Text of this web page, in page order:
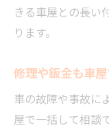
中古車
由
きる車屋との長い
ります。
修理や鈑金も車
車の故障や事故に
屋で一括して相談